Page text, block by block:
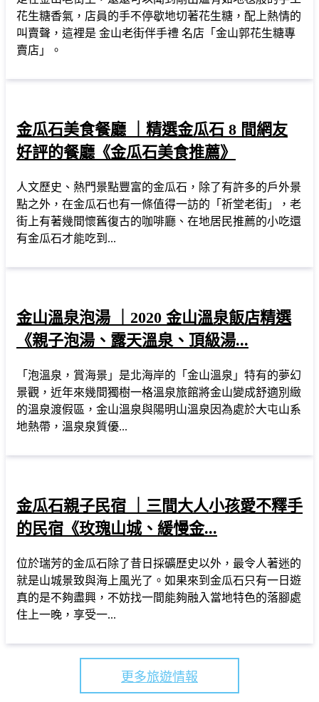
花生糖香氣，店員的手不停歇地切著花生糖，配上熱情的
叫賣聲，這裡是 金山老街伴手禮 名店「金山郭花生糖專
賣店」。
金瓜石美食餐廳 ｜精選金瓜石 8 間網友
好評的餐廳《金瓜石美食推薦》
人文歷史、熱門景點豐富的金瓜石，除了有許多的戶外景
點之外，在金瓜石也有一條值得一訪的「祈堂老街」，老
街上有著幾間懷舊復古的咖啡廳、在地居民推薦的小吃還
有金瓜石才能吃到...
金山溫泉泡湯 ｜2020 金山溫泉飯店精選
《親子泡湯、露天溫泉、頂級湯...
「泡溫泉，賞海景」是北海岸的「金山溫泉」特有的夢幻
景觀，近年來幾間獨樹一格溫泉旅館將金山變成舒適別緻
的溫泉渡假區，金山溫泉與陽明山溫泉因為處於大屯山系
地熱帶，溫泉泉質優...
金瓜石親子民宿 ｜三間大人小孩愛不釋手
的民宿《玫瑰山城、緩慢金...
位於瑞芳的金瓜石除了昔日採礦歷史以外，最令人著迷的
就是山城景致與海上風光了。如果來到金瓜石只有一日遊
真的是不夠盡興，不妨找一間能夠融入當地特色的落腳處
住上一晚，享受一...
更多旅遊情報